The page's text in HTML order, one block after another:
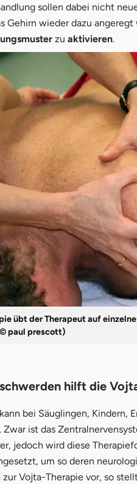
sollen dabei nicht
Gehirn wieder dazu
zu aktivieren.
übt der Therapeut auf
paul prescott)
hilft die
bei Säuglingen, Kindern,
ist das
jedoch wird diese
um so deren
Vojta-Therapie vor, so